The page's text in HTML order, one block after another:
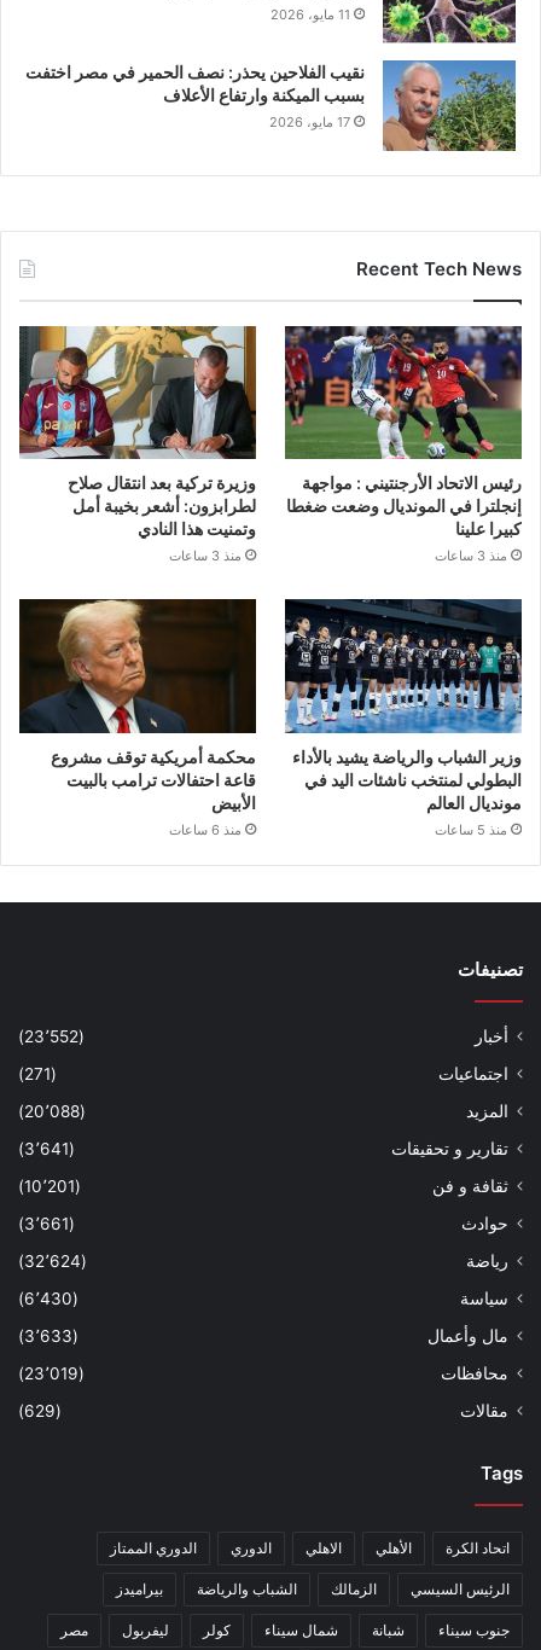
11 مايو، 2026
نقيب الفلاحين يحذر: نصف الحمير في مصر اختفت
بسبب الميكنة وارتفاع الأعلاف
17 مايو، 2026
Recent Tech News
رئيس الاتحاد الأرجنتيني : مواجهة
إنجلترا في المونديال وضعت ضغطا
كبيرا علينا
منذ 3 ساعات
وزيرة تركية بعد انتقال صلاح
لطرابزون: أشعر بخيبة أمل
وتمنيت هذا النادي
منذ 3 ساعات
وزير الشباب والرياضة يشيد بالأداء
البطولي لمنتخب ناشئات اليد في
مونديال العالم
منذ 5 ساعات
محكمة أمريكية توقف مشروع
قاعة احتفالات ترامب بالبيت
الأبيض
منذ 6 ساعات
تصنيفات
أخبار
(23٬552)
اجتماعيات
(271)
المزيد
(20٬088)
تقارير و تحقيقات
(3٬641)
ثقافة و فن
(10٬201)
حوادث
(3٬661)
رياضة
(32٬624)
سياسة
(6٬430)
مال وأعمال
(3٬633)
محافظات
(23٬019)
مقالات
(629)
Tags
اتحاد الكرة الأهلي الاهلي الدوري الدوري الممتاز
الرئيس السيسي الزمالك الشباب والرياضة بيراميدز
جنوب سيناء شبانة شمال سيناء كولر ليفربول مصر